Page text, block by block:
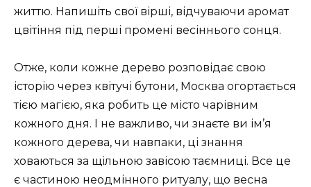
життю. Напишіть свої вірші, відчуваючи аромат
цвітіння під перші промені весіннього сонця.
Отже, коли кожне дерево розповідає свою
історію через квітучі бутони, Москва огортається
тією магією, яка робить це місто чарівним
кожного дня. І не важливо, чи знаєте ви ім’я
кожного дерева, чи навпаки, ці знання
ховаються за щільною завісою таємниці. Все це
є частиною неодмінного ритуалу, що весна